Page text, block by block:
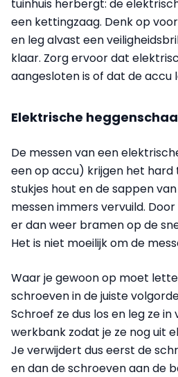
tuinhuis herbergt: de
een kettingzaag. Denk op
en leg alvast een
klaar. Zorg ervoor dat
aangesloten is of dat de accu
Elektrische
De messen van een
een op accu) krijgen het hard
stukjes hout en de sappen
messen immers vervuild.
er dan weer bramen op de
Het is niet moeilijk om de
Waar je gewoon op moet
schroeven in de juiste
Schroef ze dus los en leg zein
werkbank zodat je ze nog uit
Je verwijdert dus eerst de
en dan de schroeven aan de